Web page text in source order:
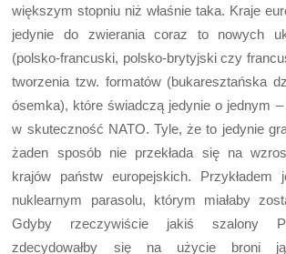
większym stopniu niż właśnie taka. Kraje
jedynie do zwierania coraz to nowych
(polsko-francuski, polsko-brytyjski czy
tworzenia tzw. formatów (bukaresztańska
ósemka), które świadczą jedynie o jednym
w skuteczność NATO. Tyle, że to jedynie
żaden sposób nie przekłada się na
krajów państw europejskich. Przykładem
nuklearnym parasolu, którym miałaby
Gdyby rzeczywiście jakiś szalony
zdecydowałby się na użycie broni